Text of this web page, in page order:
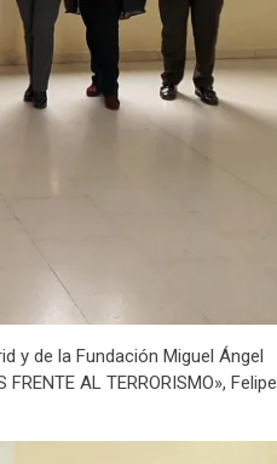
y de la Fundación Miguel Ángel
AL TERRORISMO», Felipe